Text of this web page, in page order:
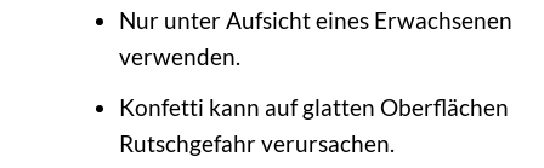
Nur unter Aufsicht eines Erwachsenen
verwenden.
Konfetti kann auf glatten Oberflächen
Rutschgefahr verursachen.